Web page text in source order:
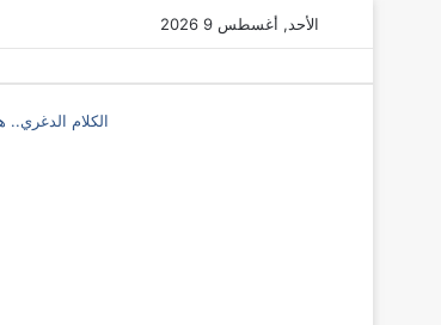
الأحد, أغسطس 9 2026
الكلام